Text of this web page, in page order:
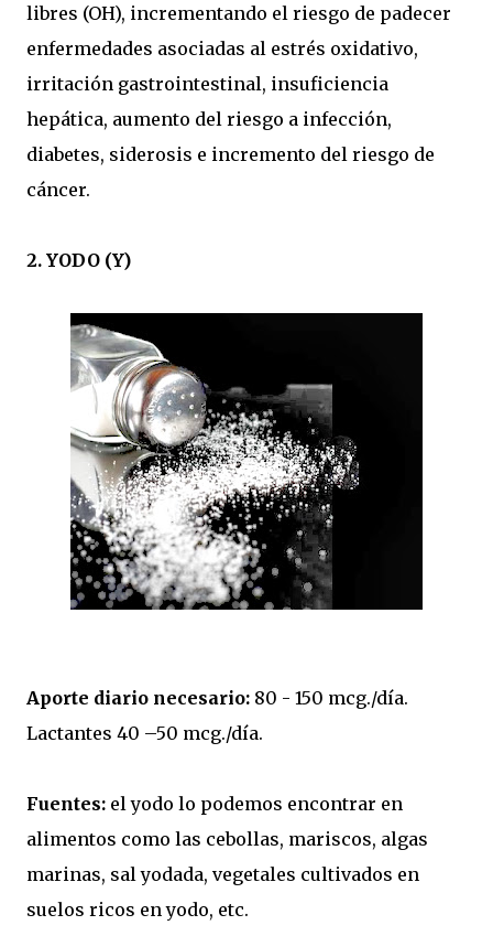
libres (OH), incrementando el riesgo de padecer
enfermedades asociadas al estrés oxidativo,
irritación gastrointestinal, insuficiencia
hepática, aumento del riesgo a infección,
diabetes, siderosis e incremento del riesgo de
cáncer.
2. YODO (Y)
Aporte diario necesario: 80 - 150 mcg./día.
Lactantes 40 –50 mcg./día.
Fuentes: el yodo lo podemos encontrar en
alimentos como las cebollas, mariscos, algas
marinas, sal yodada, vegetales cultivados en
suelos ricos en yodo, etc.